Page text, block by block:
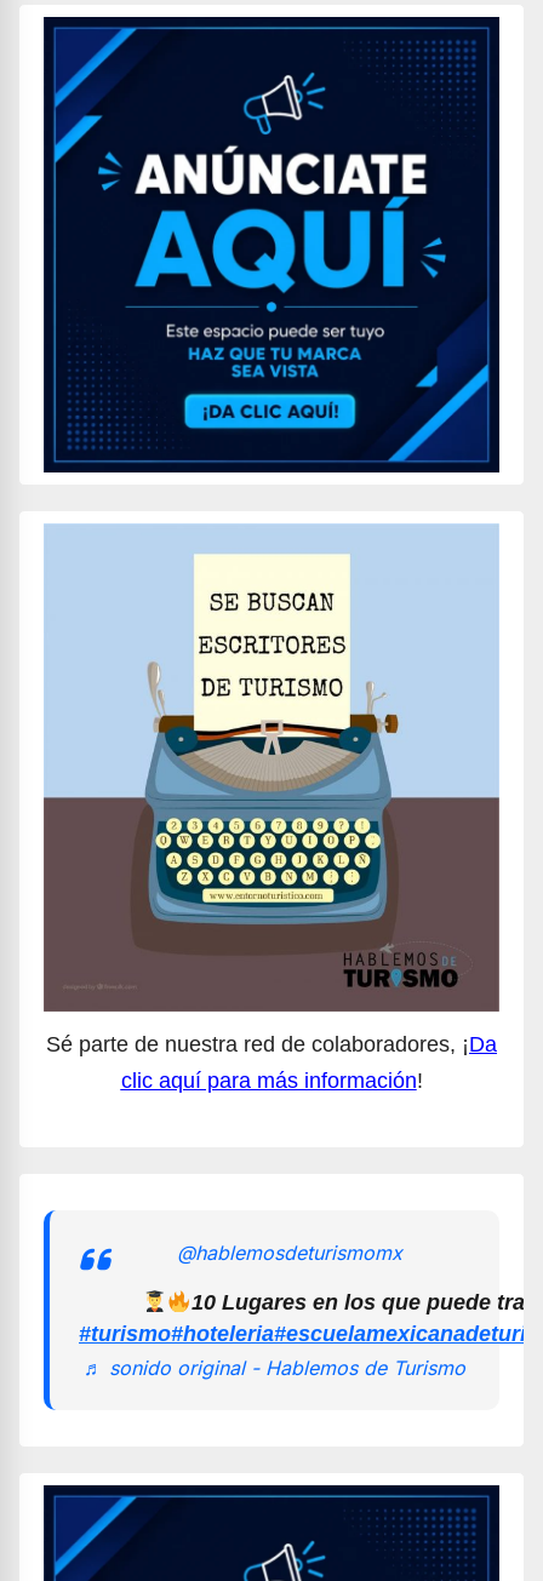
Sé parte de nuestra red de colaboradores, ¡Da
clic aquí para más información!
@hablemosdeturismomx
10 Lugares en los que puede
#turismo#hoteleria
♬ sonido original - Hablemos de Turismo